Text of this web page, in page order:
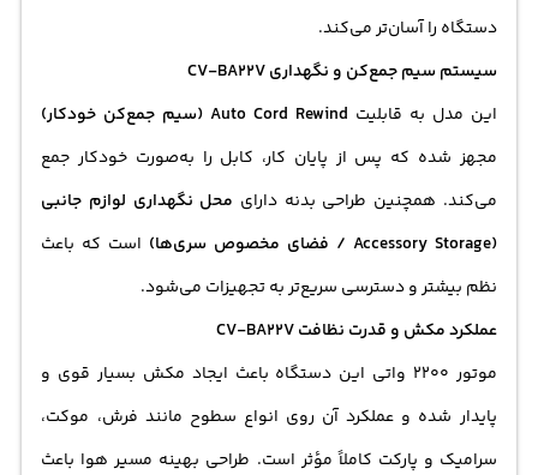
دستگاه را آسان‌تر می‌کند.
سیستم سیم جمع‌کن و نگهداری CV-BA22V
این مدل به قابلیت Auto Cord Rewind (سیم جمع‌کن خودکار)
مجهز شده که پس از پایان کار، کابل را به‌صورت خودکار جمع
می‌کند. همچنین طراحی بدنه دارای محل نگهداری لوازم جانبی
(Accessory Storage / فضای مخصوص سری‌ها)
است که باعث
نظم بیشتر و دسترسی سریع‌تر به تجهیزات می‌شود.
عملکرد مکش و قدرت نظافت CV-BA22V
موتور 2200 واتی این دستگاه باعث ایجاد مکش بسیار قوی و
پایدار شده و عملکرد آن روی انواع سطوح مانند فرش، موکت،
سرامیک و پارکت کاملاً مؤثر است. طراحی بهینه مسیر هوا باعث